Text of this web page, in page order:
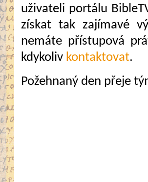
uživateli portálu
získat tak zajímavé
nemáte přístupová
kdykoliv kontaktovat.
Požehnaný den přeje